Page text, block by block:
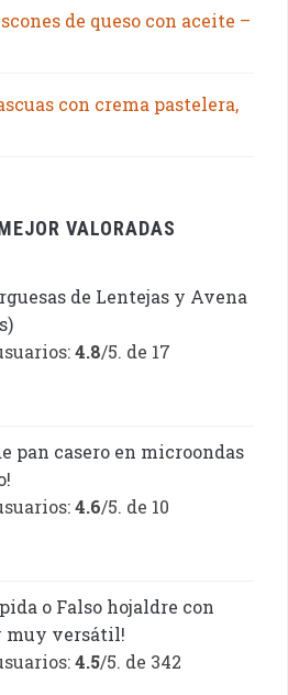
de queso con aceite –
con crema pastelera,
VALORADAS
de Lentejas y Avena
4.8/5. de 17
pan casero en microondas
4.6/5. de 10
o Falso hojaldre con
muy versátil!
4.5/5. de 342